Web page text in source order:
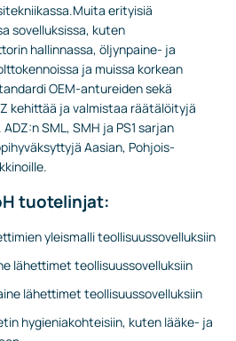
erityisiä
sovelluksissa, kuten
hallinnassa, öljynpaine- ja
ja muissa korkean
OEM-antureiden sekä
kehittää ja valmistaa räätälöityjä
SML, SMH ja PS1 sarjan
Aasian, Pohjois-
tuotelinjat:
yleismalli teollisuussovelluksiin
lähettimet teollisuussovelluksiin
lähettimet teollisuussovelluksiin
hygieniakohteisiin, kuten lääke- ja